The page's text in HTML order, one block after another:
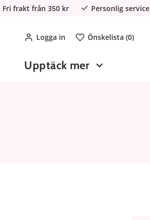
Fri frakt från 350 kr Personlig service
Logga in Önskelista (0)
Upptäck mer